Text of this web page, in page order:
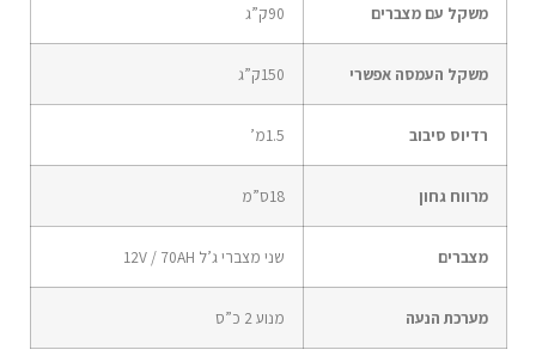
משקל עם מצברים 90ק”ג
משקל העמסה אפשרי 150ק”ג
רדיוס סיבוב 1.5מ’
מרווח גחון 18ס”מ
מצברים שני מצברי ג’ל 12V / 70AH
מערכת הנעה מנוע 2 כ”ס